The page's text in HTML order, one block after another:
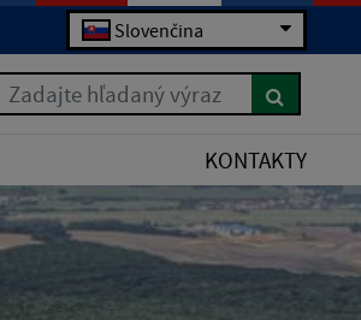
Slovenčina
Zadajte hľadaný výraz
KONTAKTY